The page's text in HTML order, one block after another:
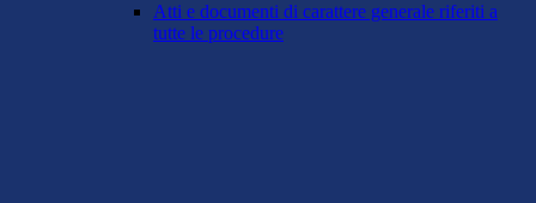
Atti e documenti di carattere generale riferiti a
tutte le procedure